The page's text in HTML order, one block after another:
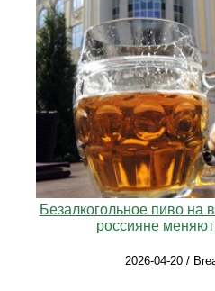
Безалкогольное пиво на
россияне
2026-04-20 /